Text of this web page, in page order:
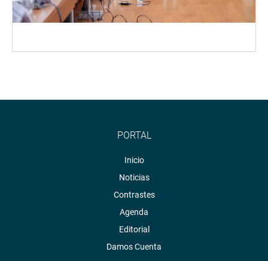
PORTAL
Inicio
Noticias
Contrastes
Agenda
Editorial
Damos Cuenta